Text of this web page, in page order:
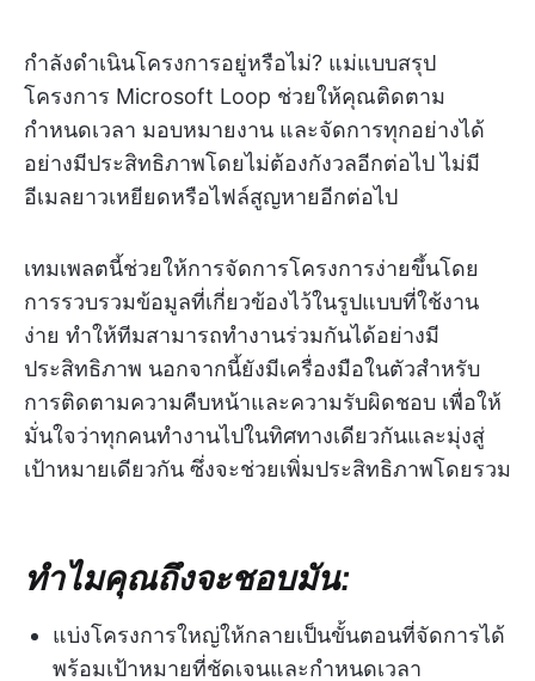
กำลังดำเนินโครงการอยู่หรือไม่? แม่แบบสรุป
โครงการ Microsoft Loop ช่วยให้คุณติดตาม
กำหนดเวลา มอบหมายงาน และจัดการทุกอย่างได้
อย่างมีประสิทธิภาพโดยไม่ต้องกังวลอีกต่อไป ไม่มี
อีเมลยาวเหยียดหรือไฟล์สูญหายอีกต่อไป
เทมเพลตนี้ช่วยให้การจัดการโครงการง่ายขึ้นโดย
การรวบรวมข้อมูลที่เกี่ยวข้องไว้ในรูปแบบที่ใช้งาน
ง่าย ทำให้ทีมสามารถทำงานร่วมกันได้อย่างมี
ประสิทธิภาพ นอกจากนี้ยังมีเครื่องมือในตัวสำหรับ
การติดตามความคืบหน้าและความรับผิดชอบ เพื่อให้
มั่นใจว่าทุกคนทำงานไปในทิศทางเดียวกันและมุ่งสู่
เป้าหมายเดียวกัน ซึ่งจะช่วยเพิ่มประสิทธิภาพโดยรวม
ทำไมคุณถึงจะชอบมัน:
แบ่งโครงการใหญ่ให้กลายเป็นขั้นตอนที่จัดการได้
พร้อมเป้าหมายที่ชัดเจนและกำหนดเวลา